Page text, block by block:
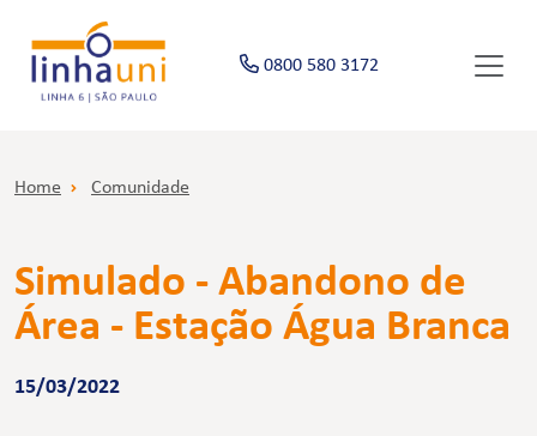
0800 580 3172
Home Comunidade
Simulado - Abandono de
Área - Estação Água Branca
15/03/2022